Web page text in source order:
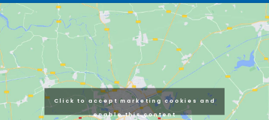
Click to accept marketing cookies and
enable this content